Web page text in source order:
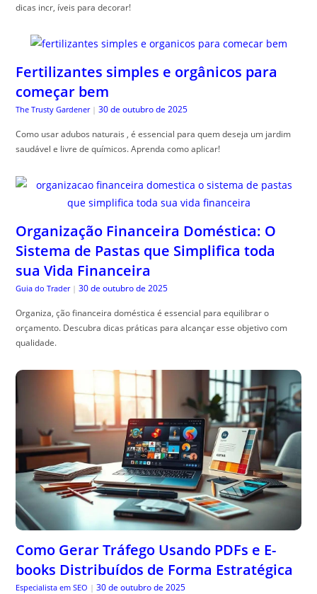
dicas incr, íveis para decorar!
Fertilizantes simples e orgânicos para
começar bem
The Trusty Gardener | 30 de outubro de 2025
Como usar adubos naturais , é essencial para quem deseja um jardim
saudável e livre de químicos. Aprenda como aplicar!
Organização Financeira Doméstica: O
Sistema de Pastas que Simplifica toda
sua Vida Financeira
Guia do Trader | 30 de outubro de 2025
Organiza, ção financeira doméstica é essencial para equilibrar o
orçamento. Descubra dicas práticas para alcançar esse objetivo com
qualidade.
Como Gerar Tráfego Usando PDFs e E-
books Distribuídos de Forma Estratégica
Especialista em SEO | 30 de outubro de 2025